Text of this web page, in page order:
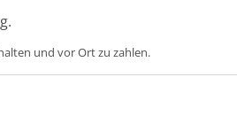
und vor Ort zu zahlen.